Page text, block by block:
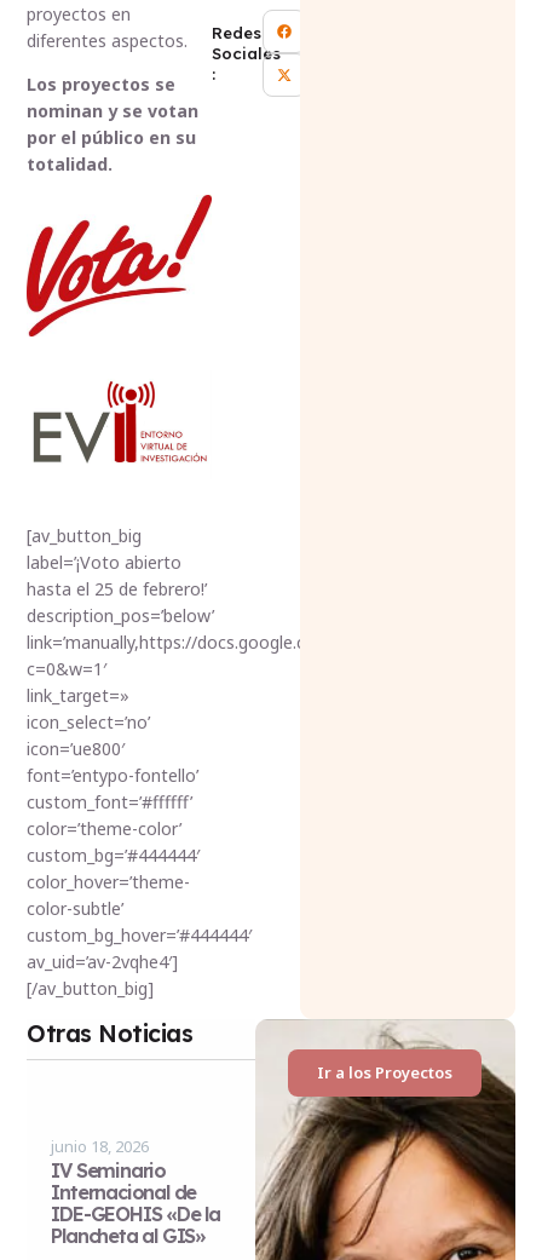
proyectos en
diferentes aspectos.
Los proyectos se
nominan y se votan
por el público en su
totalidad.
[av_button_big
label=’¡Voto abierto
hasta el 25 de febrero!’
description_pos=’below’
link=’manually,https://docs.google.com/forms/d/e/
c=0&w=1′
link_target=»
icon_select=’no’
icon=’ue800′
font=’entypo-fontello’
custom_font=’#ffffff’
color=’theme-color’
custom_bg=’#444444′
color_hover=’theme-
color-subtle’
custom_bg_hover=’#444444′
av_uid=’av-2vqhe4′]
[/av_button_big]
Redes
Sociales
:
Otras Noticias
junio 18, 2026
IV Seminario
Internacional de
IDE-GEOHIS «De la
Plancheta al GIS»
Ir a los Proyectos